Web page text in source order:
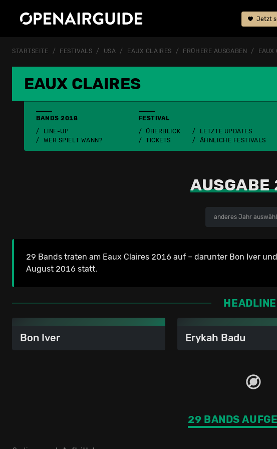
Jetzt
STARTSEITE FESTIVALS USA EAUX CLAIRES FRÜHERE AUSGABEN EAUX
EAUX CLAIRES
BANDS 2018
LINE-UP
WER SPIELT WANN?
FESTIVAL
ÜBERBLICK
TICKETS
LETZTE UPDATES
ÄHNLICHE FESTIVALS
anderes Jahr
29 Bands traten am Eaux Claires 2016 auf – darunter Bon Iver
August 2016 statt.
Bon Iver Erykah Badu
29 BANDS